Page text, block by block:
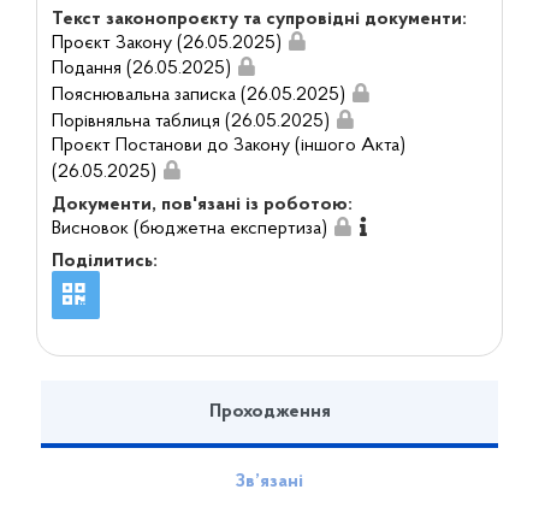
Текст законопроєкту та супровідні документи:
Проєкт Закону (26.05.2025)
Подання (26.05.2025)
Пояснювальна записка (26.05.2025)
Порівняльна таблиця (26.05.2025)
Проєкт Постанови до Закону (іншого Акта)
(26.05.2025)
Документи, пов'язані із роботою:
Висновок (бюджетна експертиза)
Поділитись:
Проходження
Зв’язані